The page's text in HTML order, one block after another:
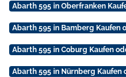
Abarth 595 in Oberfranken
Abarth 595 in Bamberg Kaufen
Abarth 595 in Coburg Kaufen
Abarth 595 in Nürnberg Kaufen